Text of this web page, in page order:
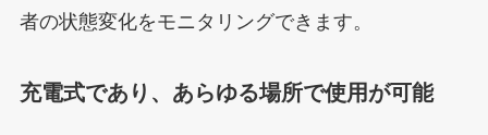
者の状態変化をモニタリングできます。
充電式であり、あらゆる場所で使用が可能